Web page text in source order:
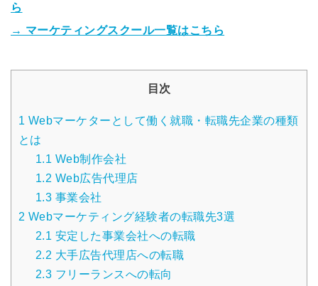
ら
→ マーケティングスクール一覧はこちら
目次
1 Webマーケターとして働く就職・転職先企業の種類
とは
1.1 Web制作会社
1.2 Web広告代理店
1.3 事業会社
2 Webマーケティング経験者の転職先3選
2.1 安定した事業会社への転職
2.2 大手広告代理店への転職
2.3 フリーランスへの転向